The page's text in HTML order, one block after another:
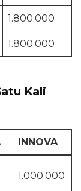
1.800.000
1.800.000
Kali
INNOVA
1.000.000